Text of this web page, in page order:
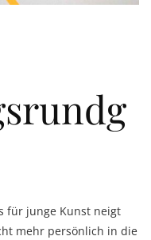
für junge Kunst neigt
mehr persönlich in die